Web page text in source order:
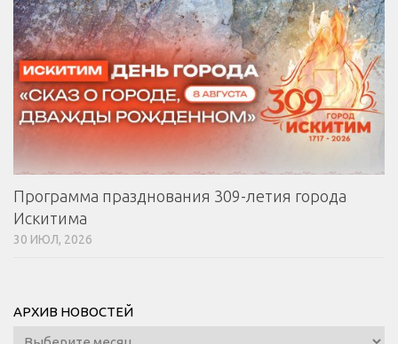
Программа празднования 309-летия города
Искитима
30 ИЮЛ, 2026
АРХИВ НОВОСТЕЙ
Архив